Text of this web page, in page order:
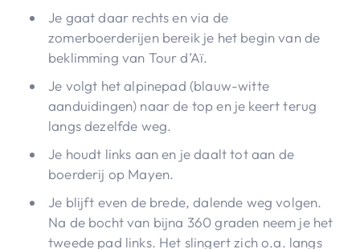
Je gaat daar rechts en via de
zomerboerderijen bereik je het begin van de
beklimming van Tour d’Aï.
Je volgt het alpinepad (blauw-witte
aanduidingen) naar de top en je keert terug
langs dezelfde weg.
Je houdt links aan en je daalt tot aan de
boerderij op Mayen.
Je blijft even de brede, dalende weg volgen.
Na de bocht van bijna 360 graden neem je het
tweede pad links. Het slingert zich o.a. langs